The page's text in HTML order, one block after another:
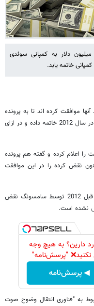
کره ای ساموسنگ با پرداخت 650 میلیون دلار به کمپانی سوئدی
خاتمه یابد.
موافقت کرده اند تا به پرونده
حقوقی بر سر حق ثبت اختراع علیه سامسونگ در سال 2012 خاتمه داده و در ازای
اعلام کرده و گفته هم پرونده
نقض کرده را در این موافقت
البته جزییات اینکه کدام یک از حق ثبت های قبل 2012 توسط سامسونگ نقض
نشده است.
دارین؟ به هیچ وجه
"پرسش‌نامه"
◀ پرسش‌نامه
به "فناوری انتقال وضوح صوت